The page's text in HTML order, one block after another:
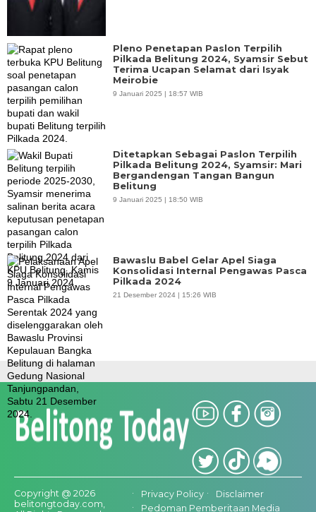
Pleno Penetapan Paslon Terpilih
Pilkada Belitung 2024, Syamsir Sebut
Terima Ucapan Selamat dari Isyak
Meirobie
9 Januari 2025 | 18:57 WIB
Ditetapkan Sebagai Paslon Terpilih
Pilkada Belitung 2024, Syamsir: Mari
Bergandengan Tangan Bangun
Belitung
9 Januari 2025 | 18:50 WIB
Bawaslu Babel Gelar Apel Siaga
Konsolidasi Internal Pengawas Pasca
Pilkada 2024
21 Desember 2024 | 15:26 WIB
Copyright @ 2026
belitongtoday.com,
Privacy Policy
Disclaimer
Pedoman Pemberitaan Media